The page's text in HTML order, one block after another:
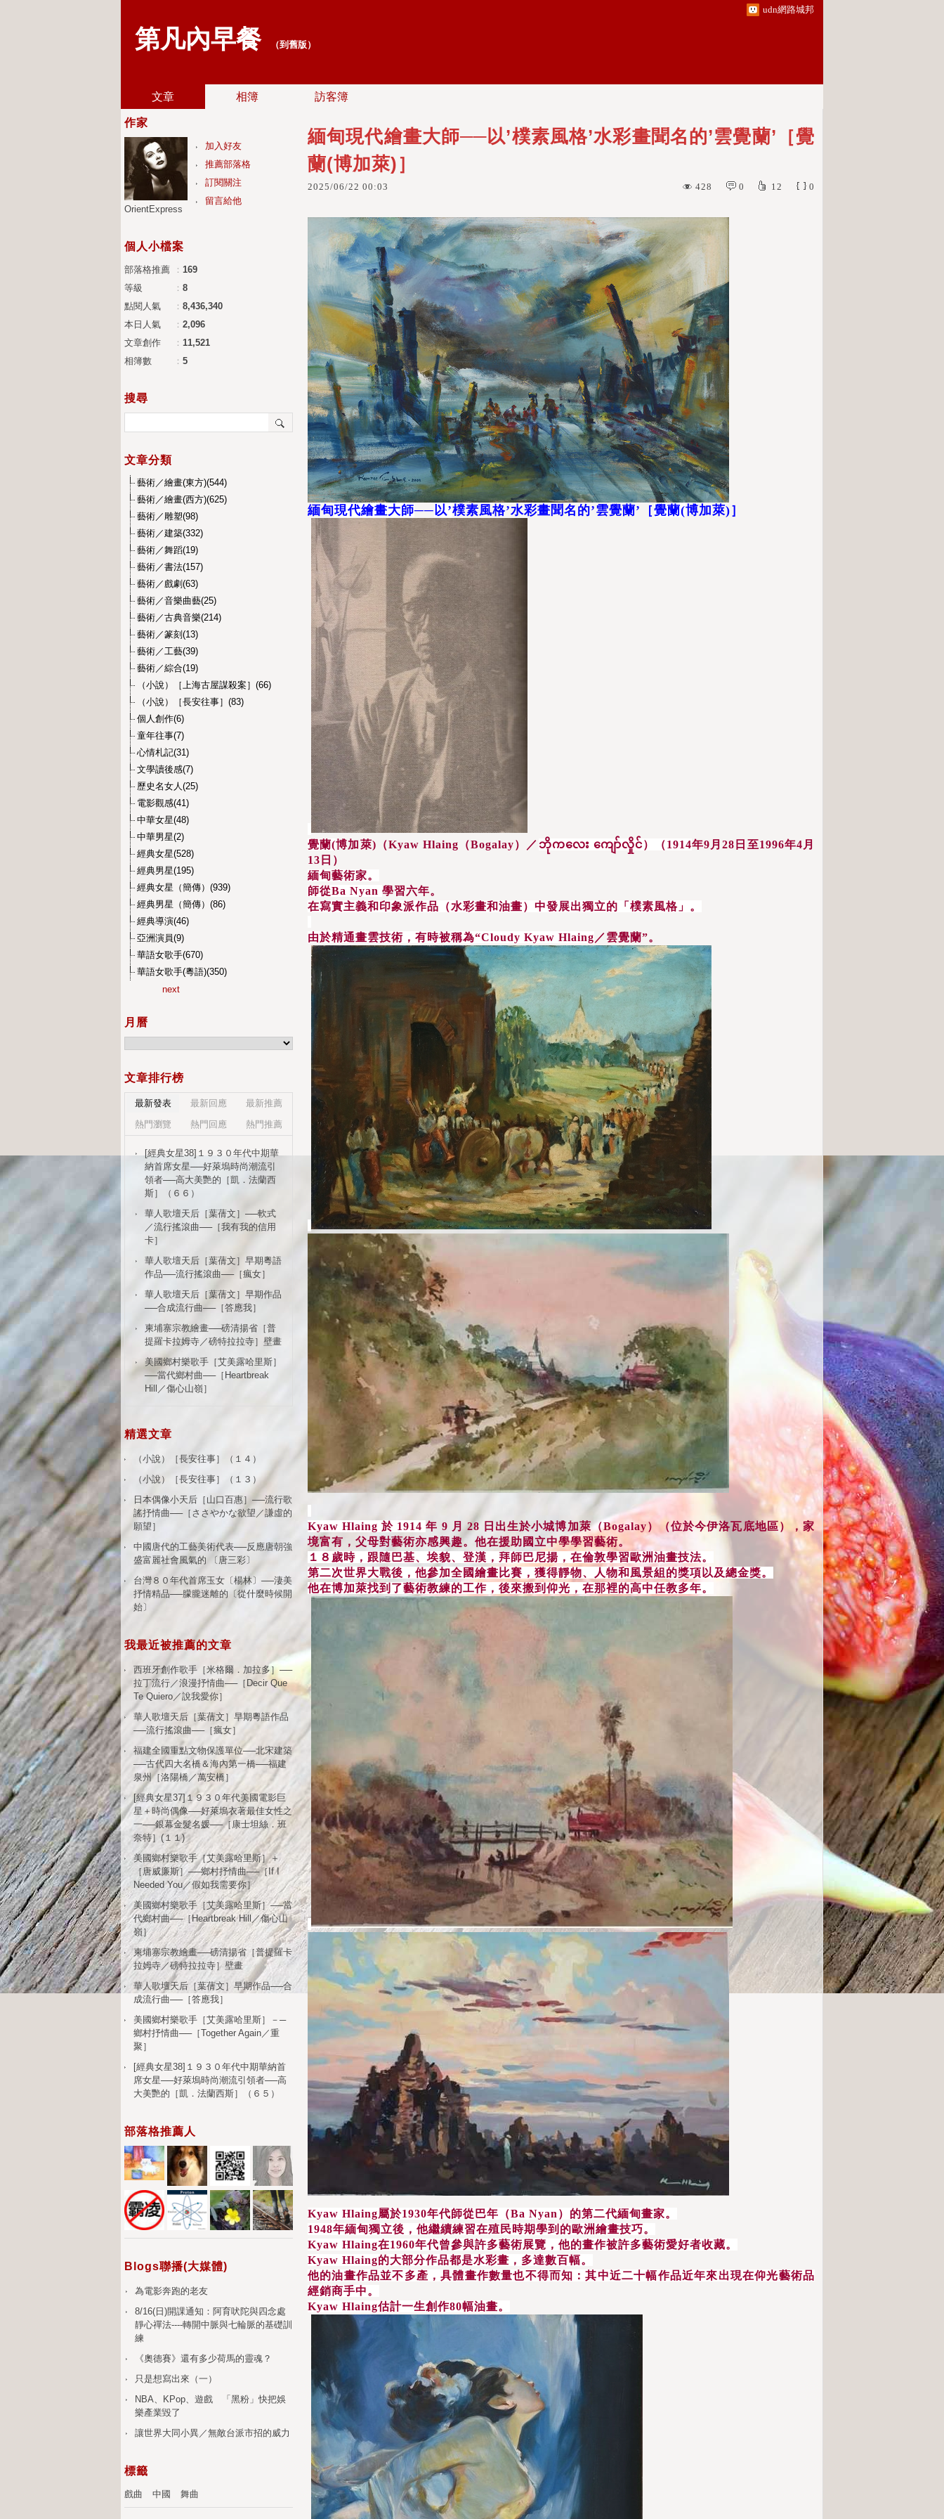
udn網路城邦
第凡內早餐 （到舊版）
文章 相簿 訪客簿
緬甸現代繪畫大師──以’樸素風格’水彩畫聞名的’雲覺蘭’［覺
蘭(博加萊)］
2025/06/22 00 :03 428 0 12 0
緬甸現代繪畫大師──以’樸素風格’水彩畫聞名的’雲覺蘭’［覺蘭(博加萊)］
覺蘭(博加萊)（Kyaw Hlaing（Bogalay）／ဘိုကလေး ကျော်လှိုင်）（1914年9月28日至1996年4月
13日）
緬甸藝術家。
師從Ba Nyan 學習六年。
在寫實主義和印象派作品（水彩畫和油畫）中發展出獨立的「樸素風格」。
由於精通畫雲技術，有時被稱為“Cloudy Kyaw Hlaing ／雲覺蘭”。
Kyaw Hlaing於 1914年 9 月 28 日出生於小城博加萊（Bogalay）（位於今伊洛瓦底地區），家
境富有，父母對藝術亦感興趣。他在援助國立中學學習藝術。
１８歲時，跟隨巴基、埃貌、登漢，拜師巴尼揚，在倫敦學習歐洲油畫技法。
第二次世界大戰後，他參加全國繪畫比賽，獲得靜物、人物和風景組的獎項以及總金獎。
他在博加萊找到了藝術教練的工作，後來搬到仰光，在那裡的高中任教多年。
Kyaw Hlaing屬於1930年代師從巴年（Ba Nyan ）的第二代緬甸畫家。
1948年緬甸獨立後，他繼續練習在殖民時期學到的歐洲繪畫技巧。
Kyaw Hlaing在1960年代曾參與許多藝術展覽，他的畫作被許多藝術愛好者收藏。
Kyaw Hlaing的大部分作品都是水彩畫，多達數百幅。
他的油畫作品並不多產，具體畫作數量也不得而知：其中近二十幅作品近年來出現在仰光藝術品
經銷商手中。
Kyaw Hlaing估計一生創作80幅油畫。
作家
加入好友
推薦部落格
訂閱關注
留言給他
OrientExpress
個人小檔案
部落格推薦 ： 169
等級
： 8
點閱人氣
： 8,436,340
本日人氣
： 2,096
文章創作
： 11,521
相簿數
： 5
搜尋
文章分類
藝術／繪畫(東方)(544)
藝術／繪畫(西方)(625)
藝術／雕塑(98)
藝術／建築(332)
藝術／舞蹈(19)
藝術／書法(157)
藝術／戲劇(63)
藝術／音樂曲藝(25)
藝術／古典音樂(214)
藝術／篆刻(13)
藝術／工藝(39)
藝術／綜合(19)
（小說）［上海古屋謀殺案］(66)
（小說）［長安往事］(83)
個人創作(6)
童年往事(7)
心情札記(31)
文學讀後感(7)
歷史名女人(25)
電影觀感(41)
中華女星(48)
中華男星(2)
經典女星(528)
經典男星(195)
經典女星（簡傳）(939)
經典男星（簡傳）(86)
經典導演(46)
亞洲演員(9)
華語女歌手(670)
華語女歌手(粵語)(350)
next
月曆
文章排行榜
最新發表 最新回應
最新推薦
熱門瀏覽
熱門回應 熱門推薦
[經典女星38]１９３０年代中期華
納首席女星──好萊塢時尚潮流引
領者──高大美艷的［凱．法蘭西
斯］（６６）
華人歌壇天后［葉蒨文］──軟式
／流行搖滾曲──［我有我的信用
卡］
華人歌壇天后［葉蒨文］早期粵語
作品──流行搖滾曲──［瘋女］
華人歌壇天后［葉蒨文］早期作品
──合成流行曲──［答應我］
柬埔寨宗教繪畫──磅清揚省［普
提羅卡拉姆寺／磅特拉拉寺］壁畫
美國鄉村樂歌手［艾美露哈里斯］
──當代鄉村曲──［Heartbreak
Hill／傷心山嶺］
精選文章
（小說）［長安往事］（１４）
（小說）［長安往事］（１３）
日本偶像小天后［山口百惠］──流行歌
謠抒情曲──［ささやかな欲望／謙虛的
願望］
中國唐代的工藝美術代表──反應唐朝強
盛富麗社會風氣的 〔唐三彩〕
台灣８０年代首席玉女〔楊林〕──淒美
抒情精品──朦朧迷離的〔從什麼時候開
始〕
我最近被推薦的文章
西班牙創作歌手［米格爾．加拉多］──
拉丁流行／浪漫抒情曲──［Decir Que
Te Quiero／說我愛你］
華人歌壇天后［葉蒨文］早期粵語作品
──流行搖滾曲──［瘋女］
福建全國重點文物保護單位──北宋建築
──古代四大名橋＆海內第一橋──福建
泉州［洛陽橋／萬安橋］
[經典女星37]１９３０年代美國電影巨
星＋時尚偶像──好萊塢衣著最佳女性之
一──銀幕金髮名媛──［康士坦絲．班
奈特］(１１)
美國鄉村樂歌手［艾美露哈里斯］＋
［唐威廉斯］──鄉村抒情曲──［If I
Needed You／假如我需要你］
美國鄉村樂歌手［艾美露哈里斯］──當
代鄉村曲──［Heartbreak Hill／傷心山
嶺］
柬埔寨宗教繪畫──磅清揚省［普提羅卡
拉姆寺／磅特拉拉寺］壁畫
華人歌壇天后［葉蒨文］早期作品──合
成流行曲──［答應我］
美國鄉村樂歌手［艾美露哈里斯］－─
鄉村抒情曲──［Together Again／重
聚］
[經典女星38]１９３０年代中期華納首
席女星──好萊塢時尚潮流引領者──高
大美艷的［凱．法蘭西斯］（６５）
部落格推薦人
Blogs聯播(大媒體)
為電影奔跑的老友
8/16(日)開課通知：阿育吠陀與四念處
靜心禪法----轉開中脈與七輪脈的基礎訓
練
《奧德賽》還有多少荷馬的靈魂？
只是想寫出來（一）
NBA、KPop、遊戲 「黑粉」快把娛
樂產業毀了
讓世界大同小異／無敵台派市招的威力
標籤
戲曲 中國 舞曲